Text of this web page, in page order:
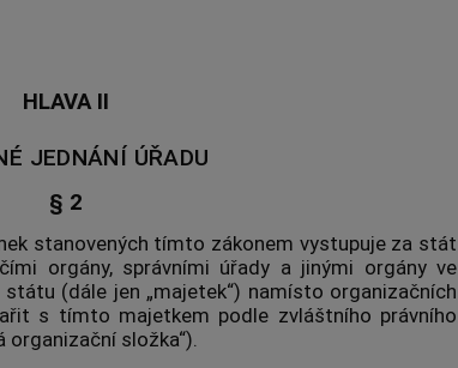
HLAVA II
JEDNÁNÍ ÚŘADU
§ 2
stanovených tímto zákonem vystupuje za stát
orgány, správními úřady a jinými orgány ve
(dále jen „majetek“) namísto organizačních
s tímto majetkem podle zvláštního právního
organizační složka“).